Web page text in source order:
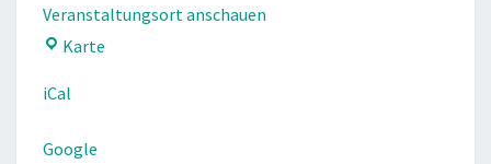
Veranstaltungsort anschauen
Karte
iCal
Google